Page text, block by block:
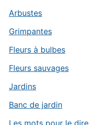
Arbustes
Grimpantes
Fleurs à bulbes
Fleurs sauvages
Jardins
Banc de jardin
Les mots pour le dire